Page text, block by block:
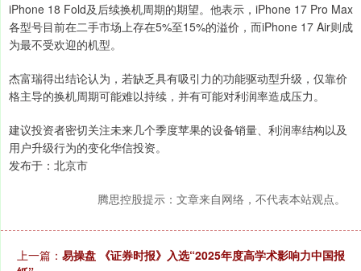
iPhone 18 Fold及后续换机周期的期望。他表示，iPhone 17 Pro Max
各型号目前在二手市场上存在5%至15%的溢价，而iPhone 17 Air则成
为最不受欢迎的机型。
杰富瑞得出结论认为，若缺乏具有吸引力的功能驱动型升级，仅靠价
格主导的换机周期可能难以持续，并有可能对利润率造成压力。
建议投资者密切关注未来几个季度苹果的设备销量、利润率结构以及
用户升级行为的变化华信投资。
发布于：北京市
腾思控股提示：文章来自网络，不代表本站观点。
上一篇： 易操盘 《证券时报》入选“2025年度高学术影响力中国报